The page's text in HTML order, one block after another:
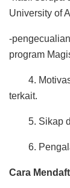
University of
-
program
4. Motivasi
terkait.
5. Sikap
6.
Cara